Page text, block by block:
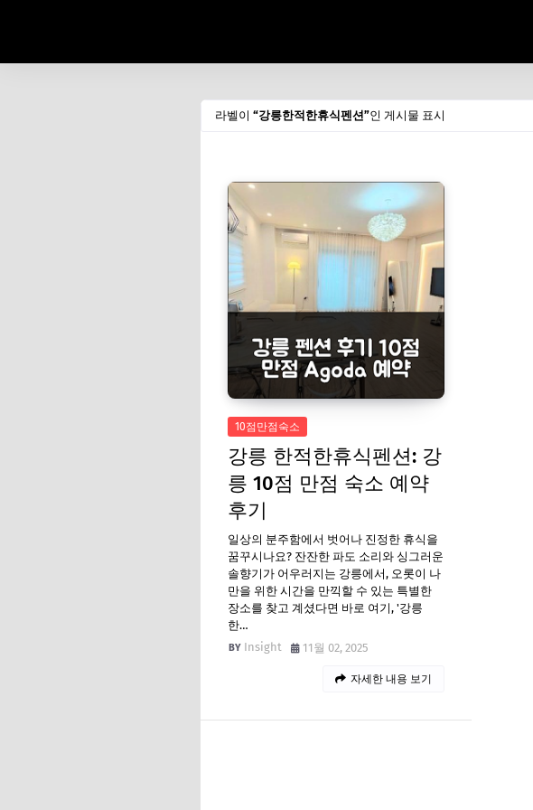
라벨이 강릉한적한휴식펜션 인 게시물 표시
10점만점숙소
강릉 한적한휴식펜션: 강
릉 10점 만점 숙소 예약
후기
일상의 분주함에서 벗어나 진정한 휴식을
꿈꾸시나요? 잔잔한 파도 소리와 싱그러운
솔향기가 어우러지는 강릉에서, 오롯이 나
만을 위한 시간을 만끽할 수 있는 특별한
장소를 찾고 계셨다면 바로 여기, '강릉
한…
Insight
11월 02, 2025
자세한 내용 보기